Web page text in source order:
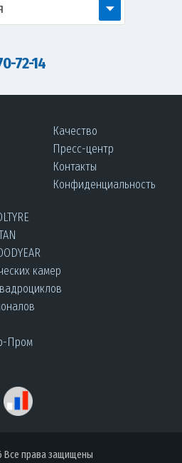
72-14
Качество
Пресс-центр
Контакты
Конфиденциальность
камер
Пром
Все права защищены